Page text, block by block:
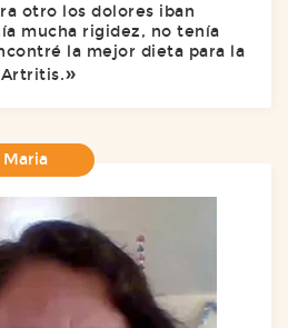
otro los dolores iban
mucha rigidez, no tenía
la mejor dieta para la
Artritis.
Maria